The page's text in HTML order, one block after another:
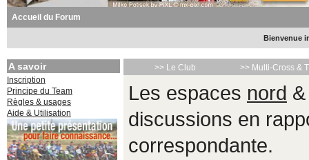
Accueil du Forum
Bienvenue
A savoir
Inscription
Principe du Team
Règles & usages
Aide & Utilisation
>> Le Club >> Multi-Cross &
Les espaces nord
discussions en
correspondante.